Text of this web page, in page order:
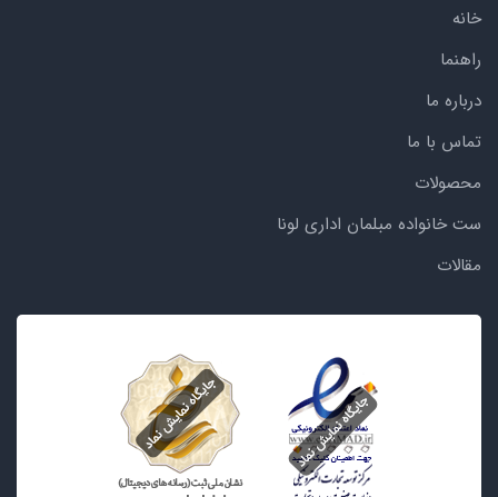
خانه
راهنما
درباره ما
تماس با ما
محصولات
ست خانواده مبلمان اداری لونا
مقالات